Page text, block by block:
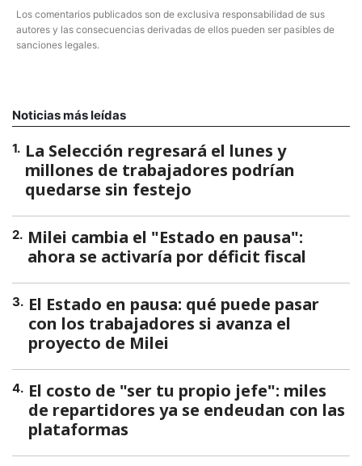
Los comentarios publicados son de exclusiva responsabilidad de sus
autores y las consecuencias derivadas de ellos pueden ser pasibles de
sanciones legales.
Noticias más leídas
1. La Selección regresará el lunes y
millones de trabajadores podrían
quedarse sin festejo
2. Milei cambia el "Estado en pausa":
ahora se activaría por déficit fiscal
3. El Estado en pausa: qué puede pasar
con los trabajadores si avanza el
proyecto de Milei
4. El costo de "ser tu propio jefe": miles
de repartidores ya se endeudan con las
plataformas